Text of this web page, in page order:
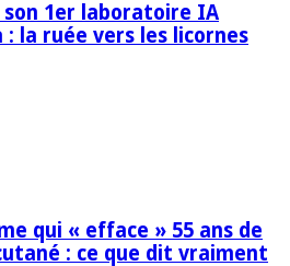
1er laboratoire IA
: la ruée vers les licornes
qui « efface » 55 ans de
: ce que dit vraiment